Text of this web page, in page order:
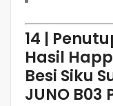
14 |
Hasil
Besi Siku
JUNO B03